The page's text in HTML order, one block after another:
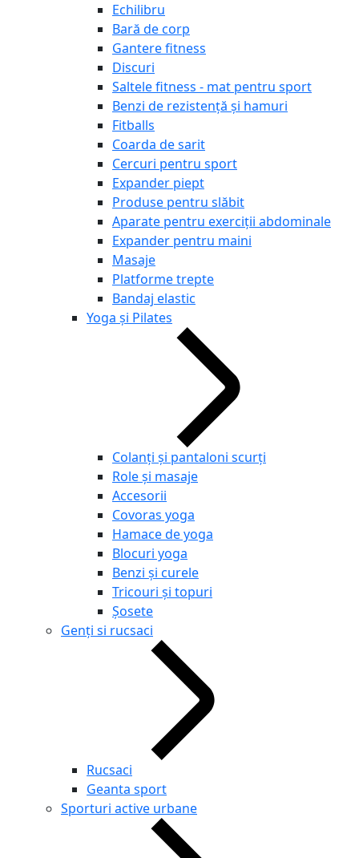
Echilibru
Bară de corp
Gantere fitness
Discuri
Saltele fitness - mat pentru sport
Benzi de rezistență și hamuri
Fitballs
Coarda de sarit
Cercuri pentru sport
Expander piept
Produse pentru slăbit
Aparate pentru exerciții abdominale
Expander pentru maini
Masaje
Platforme trepte
Bandaj elastic
Yoga și Pilates
Colanți și pantaloni scurți
Role și masaje
Accesorii
Covoras yoga
Hamace de yoga
Blocuri yoga
Benzi și curele
Tricouri și topuri
Șosete
Genți si rucsaci
Rucsaci
Geanta sport
Sporturi active urbane